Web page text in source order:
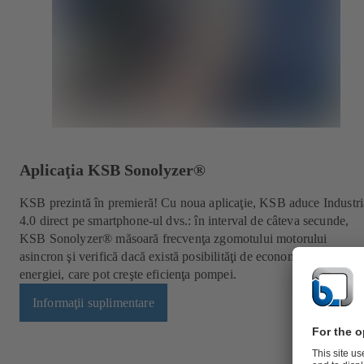
Aplicaţia KSB Sonolyzer®
KSB prezintă în premieră! Cu noua aplicaţie, KSB aduce
4.0 direct pe smartphone-ul dvs.: în interval de câteva secunde,
KSB Sonolyzer® măsoară frecvenţa zgomotului motorului
asincron şi verifică dacă există posibilităţi de economisire a
energiei, care pot creşte eficienţa pompei.
Informaţii suplimentare